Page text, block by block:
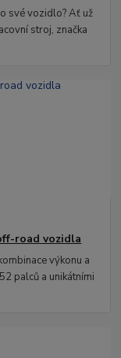
své vozidlo? Ať už
stroj, značka
road vozidla
výkonu a
palců a unikátními